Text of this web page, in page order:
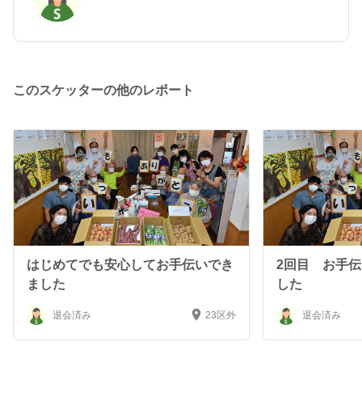
このスケッターの他のレポート
はじめてでも安心してお手伝いでき
ました
退会済み 23区外
2回目 お手伝
した
退会済み